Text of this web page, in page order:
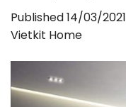
Published14/03/2021
Vietkit Home